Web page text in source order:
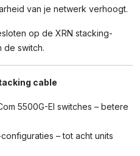
van je netwerk verhoogt.
op de XRN stacking-
de switch.
cable
5500G-EI switches – betere
– tot acht units